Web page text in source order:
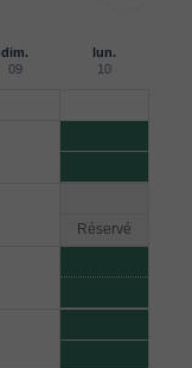
dim.
09
lun.
10
Réservé